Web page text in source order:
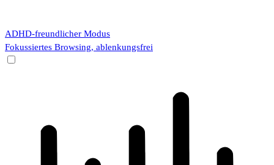
ADHD-freundlicher Modus
Fokussiertes Browsing, ablenkungsfrei